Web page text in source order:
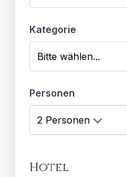
Kategorie
Personen
Hotel